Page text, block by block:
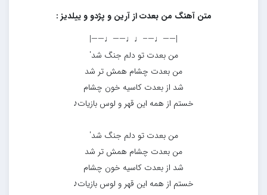
متن آهنگ من بعدت از آرین و پژدو و ییلدیز :
|——♩—–♩♩——♩——|
من بعدت تو دلم جنگ شد′
من بعدت چشام همش تر شد
شد از بعدت کاسیه خون چشام
خستم از همه این قهر و لوس بازیات♪
من بعدت تو دلم جنگ شد′
من بعدت چشام همش تر شد
شد از بعدت کاسیه خون چشام
خستم از همه این قهر و لوس بازیات♪